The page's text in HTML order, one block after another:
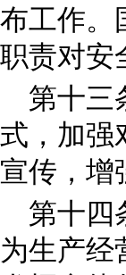
布工作。
职责对安
第十三
式，加强
宣传，增
第十四
为生产经